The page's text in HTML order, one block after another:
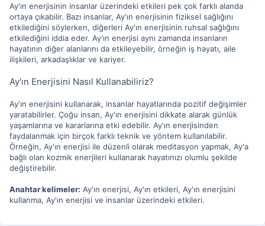
Ay'ın enerjisinin insanlar üzerindeki etkileri pek çok farklı alanda
ortaya çıkabilir. Bazı insanlar, Ay'ın enerjisinin fiziksel sağlığını
etkilediğini söylerken, diğerleri Ay'ın enerjisinin ruhsal sağlığını
etkilediğini iddia eder. Ay'ın enerjisi aynı zamanda insanların
hayatının diğer alanlarını da etkileyebilir, örneğin iş hayatı, aile
ilişkileri, arkadaşlıklar ve kariyer.
Ay'ın Enerjisini Nasıl Kullanabiliriz?
Ay'ın enerjisini kullanarak, insanlar hayatlarında pozitif değişimler
yaratabilirler. Çoğu insan, Ay'ın enerjisini dikkate alarak günlük
yaşamlarına ve kararlarına etki edebilir. Ay'ın enerjisinden
faydalanmak için birçok farklı teknik ve yöntem kullanılabilir.
Örneğin, Ay'ın enerjisi ile düzenli olarak meditasyon yapmak, Ay'a
bağlı olan kozmik enerjileri kullanarak hayatınızı olumlu şekilde
değiştirebilir.
Anahtar kelimeler: Ay'ın enerjisi, Ay'ın etkileri, Ay'ın enerjisini
kullanma, Ay'ın enerjisi ve insanlar üzerindeki etkileri.